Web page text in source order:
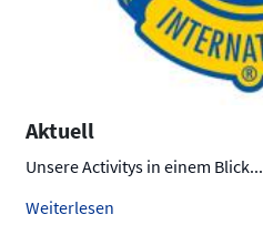
Aktuell
Unsere Activitys in einem Blick...
Weiterlesen